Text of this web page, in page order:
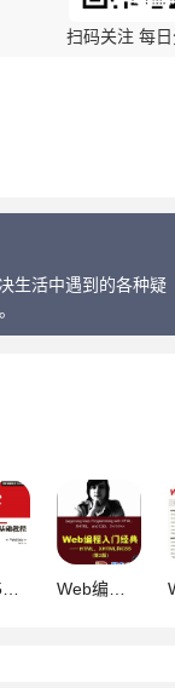
扫码关注 每
生活中遇到的各种疑
Web编程入门经典 HTML、XHTML和CSS 中文pdf扫描版 第二版